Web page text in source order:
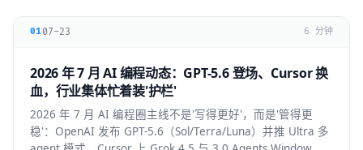
0107-23 6 分钟
2026 年 7 月 AI 编程动态：GPT-5.6 登场、Cursor 换
血，行业集体忙着装'护栏'
2026 年 7 月 AI 编程圈主线不是'写得更好'，而是'管得更
稳'：OpenAI 发布 GPT-5.6（Sol/Terra/Luna）并推 Ultra 多